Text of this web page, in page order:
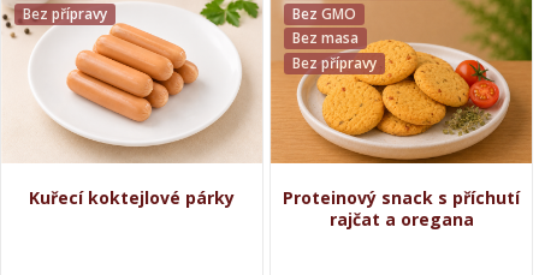
Bez přípravy
Kuřecí koktejlové párky
Bez GMO
Bez masa
Bez přípravy
Proteinový snack s příchutí
rajčat a oregana